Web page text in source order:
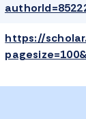
https://